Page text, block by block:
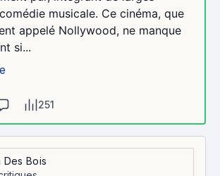
musicale. Ce cinéma, que
appelé Nollywood, ne manque
si...
251
Des Bois